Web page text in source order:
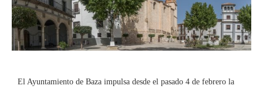
El Ayuntamiento de Baza impulsa desde el pasado 4 de febrero la